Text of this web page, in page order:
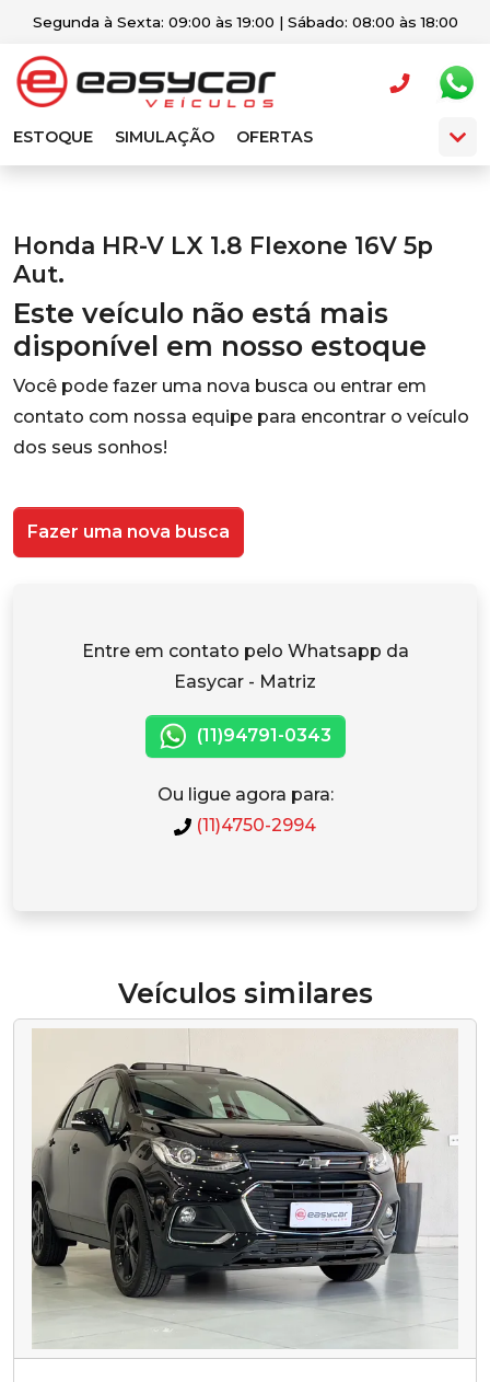
Segunda à Sexta: 09:00 às 19:00 | Sábado: 08:00 às 18:00
ESTOQUE SIMULAÇÃO OFERTAS
Honda HR-V LX 1.8 Flexone 16V 5p
Aut.
Este veículo não está mais
disponível em nosso estoque
Você pode fazer uma nova busca ou entrar em
contato com nossa equipe para encontrar o veículo
dos seus sonhos!
Fazer uma nova busca
Entre em contato pelo Whatsapp da
Easycar - Matriz
(11)94791-0343
Ou ligue agora para:
(11)4750-2994
Veículos similares